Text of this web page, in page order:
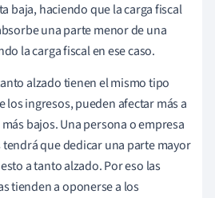
baja, haciendo que la carga fiscal
una parte menor de una
la carga fiscal en ese caso.
alzado tienen el mismo tipo
ingresos, pueden afectar más a
bajos. Una persona o empresa
que dedicar una parte mayor
a tanto alzado. Por eso las
tienden a oponerse a los